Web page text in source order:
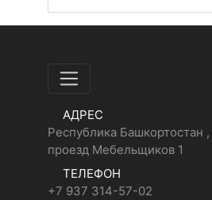
АДРЕС
Республика Башкортостан
проезд Мебельщиков 1
ТЕЛЕФОН
+7 937 314-57-02